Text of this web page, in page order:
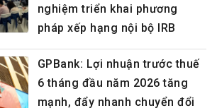
nghiệm triển khai phương
pháp xếp hạng nội bộ IRB
GPBank: Lợi nhuận trước thuế
6 tháng đầu năm 2026 tăng
mạnh, đẩy nhanh chuyển đổi